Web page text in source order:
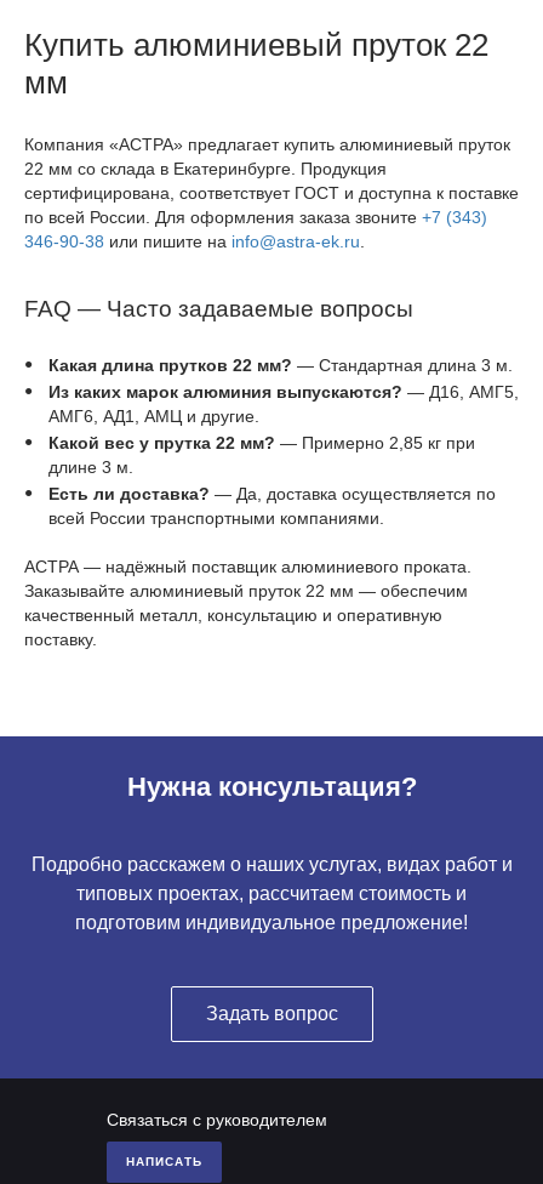
Купить алюминиевый пруток 22
мм
Компания «АСТРА» предлагает купить алюминиевый пруток
22 мм со склада в Екатеринбурге. Продукция
сертифицирована, соответствует ГОСТ и доступна к поставке
по всей России. Для оформления заказа звоните +7 (343)
346-90-38 или пишите на info@astra-ek.ru
FAQ — Часто задаваемые вопросы
Какая длина прутков 22 мм? — Стандартная длина 3 м.
Из каких марок алюминия выпускаются? — Д16, АМГ5,
АМГ6, АД1, АМЦ и другие.
Какой вес у прутка 22 мм? — Примерно 2,85 кг при
длине 3 м.
Есть ли доставка? — Да, доставка осуществляется по
всей России транспортными компаниями.
АСТРА — надёжный поставщик алюминиевого проката.
Заказывайте алюминиевый пруток 22 мм — обеспечим
качественный металл, консультацию и оперативную
поставку.
Нужна консультация?
Подробно расскажем о наших услугах, видах работ и
типовых проектах, рассчитаем стоимость и
подготовим индивидуальное предложение!
Задать вопрос
Связаться с руководителем
НАПИСАТЬ